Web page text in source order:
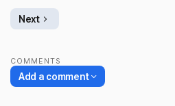
Next
COMMENTS
Add a comment